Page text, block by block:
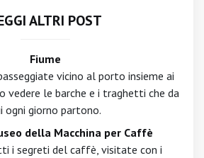
ALTRI POST
Fiume
vicino al porto insieme ai
vedere le barche e i traghetti che da
ogni giorno partono.
della Macchina per Caffè
i segreti del caffè, visitate con i